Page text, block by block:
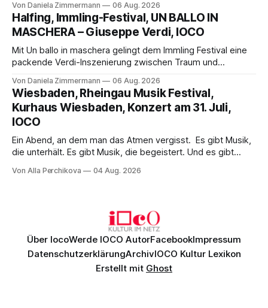
Aufführung mit starken Solisten und den Wiener
Philharmonikern, szenisch bleibt der zweite Akt jedoch
hinter den Erwartungen zurück.
Von Daniela Zimmermann 06 Aug. 2026
Halfing, Immling-Festival, UN BALLO IN
MASCHERA – Giuseppe Verdi, IOCO
Mit Un ballo in maschera gelingt dem Immling Festival eine
packende Verdi-Inszenierung zwischen Traum und
psychologische Tiefe mit starken Bildern, getragen von
einem spielfreudigen Ensemble und einer musikalisch
überzeugenden Gesamtleistung.
Von Daniela Zimmermann 06 Aug. 2026
Wiesbaden, Rheingau Musik Festival,
Kurhaus Wiesbaden, Konzert am 31. Juli,
IOCO
Ein Abend, an dem man das Atmen vergisst. Es gibt Musik,
die unterhält. Es gibt Musik, die begeistert. Und es gibt
Genau so war der Abend im Kurhaus Wiesbaden, an dem
Von Alla Perchikova 04 Aug. 2026
Über IocoWerde IOCO AutorFacebookImpressum
DatenschutzerklärungArchivIOCO Kultur Lexikon
Erstellt mit Ghost